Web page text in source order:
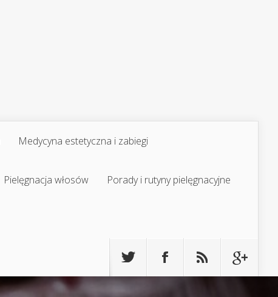
Medycyna estetyczna i zabiegi
Pielęgnacja włosów Porady i rutyny pielęgnacyjne